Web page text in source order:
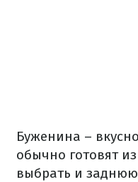
Буженина –
обычно готовят
выбрать и